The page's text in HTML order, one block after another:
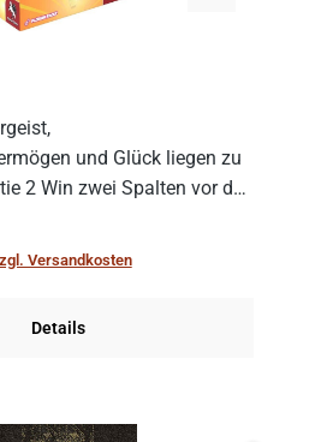
und Glück liegen zu
2 Win zwei Spalten vor den
es in die Höhe zu treiben
natürlich nur, solange man
Versandkosten
Details